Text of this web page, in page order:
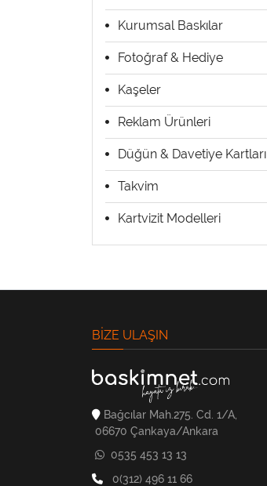
Kurumsal Baskılar
Fotoğraf & Hediye
Kaşeler
Reklam Ürünleri
Düğün & Davetiye Kartları
Takvim
Kartvizit Modelleri
BIZE ULAŞIN
Bağcılar Mah.275. Cd. 1/A,
06670 Çankaya/Ankara
0535 453 13 13
0(312) 496 11 66